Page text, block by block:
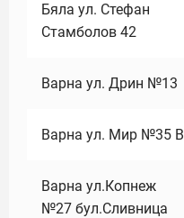
Бяла ул. Стефан
Стамболов 42
Варна ул. Дрин №13
Варна ул. Мир №35 В
Варна ул.Копнеж
№27 бул.Сливница